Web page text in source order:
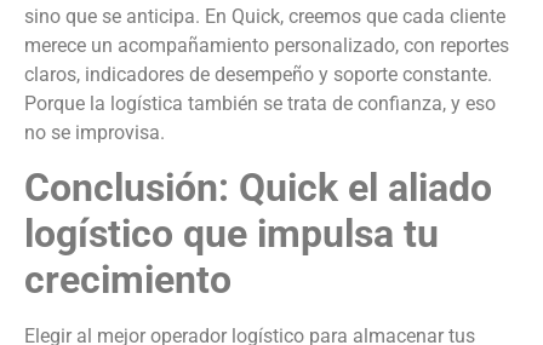
sino que se anticipa. En Quick, creemos que cada cliente
merece un acompañamiento personalizado, con reportes
claros, indicadores de desempeño y soporte constante.
Porque la logística también se trata de confianza, y eso
no se improvisa.
Conclusión: Quick el aliado
logístico que impulsa tu
crecimiento
Elegir al mejor operador logístico para almacenar tus